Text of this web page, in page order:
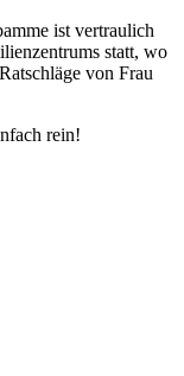
ist vertraulich
statt, wo
von Frau
rein!